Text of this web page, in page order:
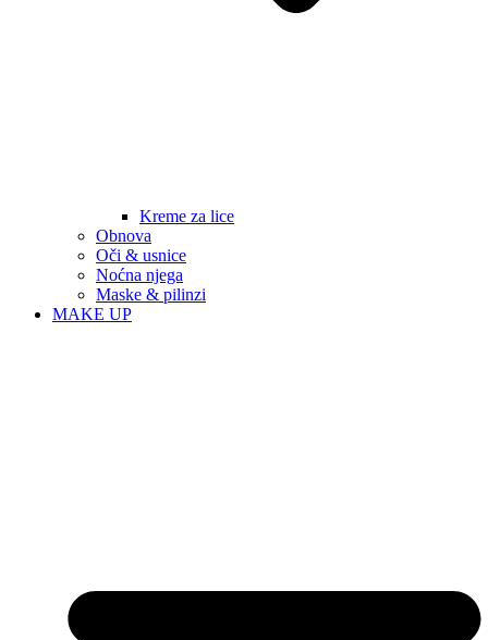
Kreme za lice
Obnova
Oči & usnice
Noćna njega
Maske & pilinzi
MAKE UP